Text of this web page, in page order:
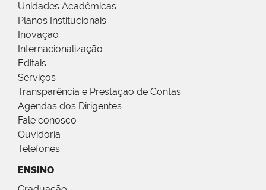
Unidades Acadêmicas
Planos Institucionais
Inovação
Internacionalização
Editais
Serviços
Transparência e Prestação de Contas
Agendas dos Dirigentes
Fale conosco
Ouvidoria
Telefones
ENSINO